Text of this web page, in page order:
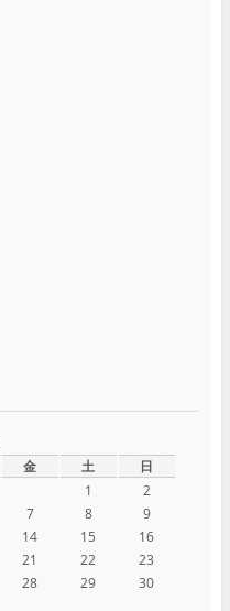
金 土
日
1
2
7 8
9
14 15
16
21 22
23
28 29
30